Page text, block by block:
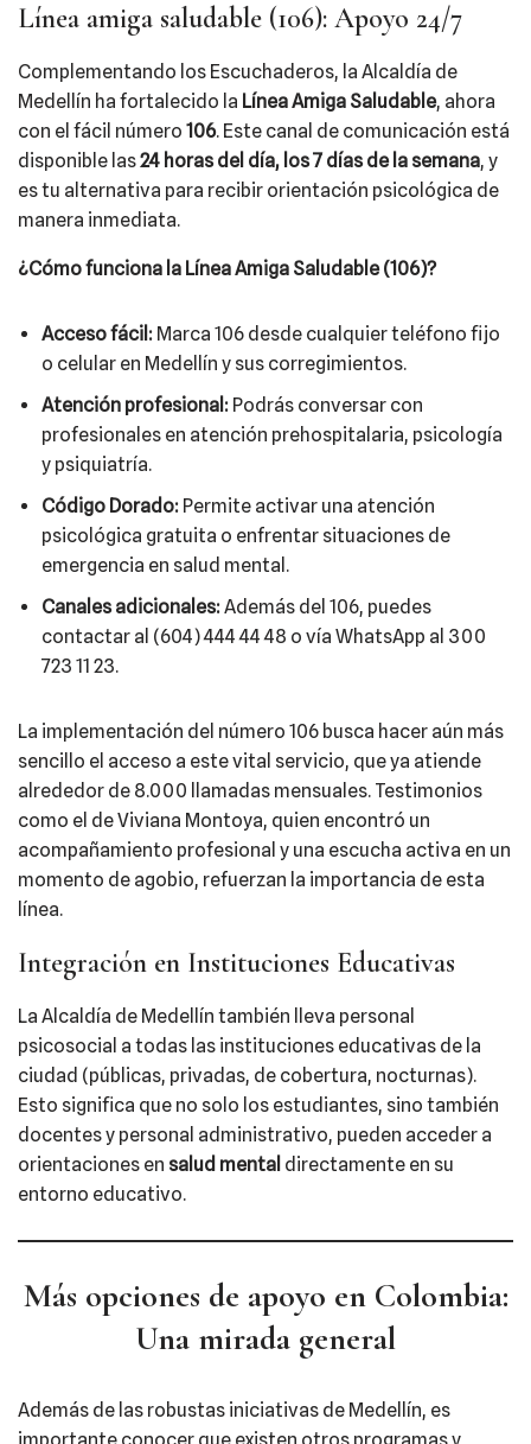
Línea amiga saludable (106): Apoyo 24/7
Complementando los Escuchaderos, la Alcaldía de
Medellín ha fortalecido la Línea Amiga Saludable, ahora
con el fácil número 106. Este canal de comunicación está
disponible las24 horas del día, los 7 días de la semana, y
es tu alternativa para recibir orientación psicológica de
manera inmediata.
¿Cómo funciona la Línea Amiga Saludable (106)?
Acceso fácil: Marca 106 desde cualquier teléfono fijo
o celular en Medellín y sus corregimientos.
Atención profesional: Podrás conversar con
profesionales en atención prehospitalaria, psicología
y psiquiatría.
Código Dorado: Permite activar una atención
psicológica gratuita o enfrentar situaciones de
emergencia en salud mental.
Canales adicionales:Además del 106, puedes
contactar al (604) 444 44 48 o vía WhatsApp al 300
723 11 23.
La implementación del número 106 busca hacer aún más
sencillo el acceso a este vital servicio, que ya atiende
alrededor de 8.000 llamadas mensuales. Testimonios
como el de Viviana Montoya, quien encontró un
acompañamiento profesional y una escucha activa en un
momento de agobio, refuerzan la importancia de esta
línea.
Integración en Instituciones Educativas
La Alcaldía de Medellín también lleva personal
psicosocial a todas las instituciones educativas de la
ciudad (públicas, privadas, de cobertura, nocturnas).
Esto significa que no solo los estudiantes, sino también
docentes y personal administrativo, pueden acceder a
orientaciones en salud mental directamente en su
entorno educativo.
Más opciones de apoyo en Colombia:
Una mirada general
Además de las robustas iniciativas de Medellín, es